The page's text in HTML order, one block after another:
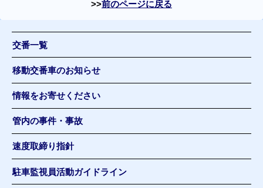
前のページに戻る
交番一覧
移動交番車のお知らせ
情報をお寄せください
管内の事件・事故
速度取締り指針
駐車監視員活動ガイドライン